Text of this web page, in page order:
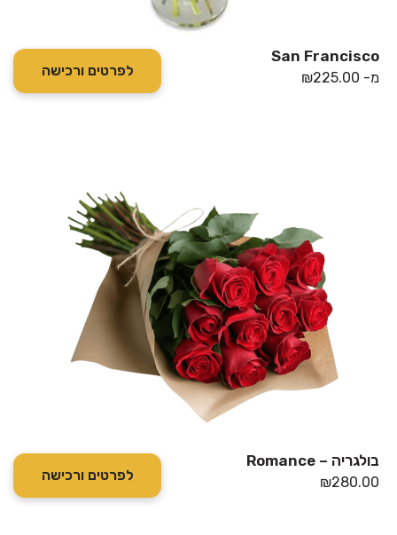
San Francisco
מ- ₪225.00 לפרטים ורכישה
בולגריה – Romance
₪280.00 לפרטים ורכישה